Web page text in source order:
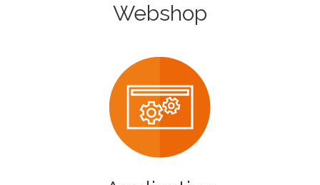
Webshop